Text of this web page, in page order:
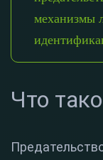
механизмы
Что